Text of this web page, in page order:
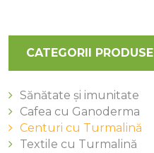
CATEGORII PRODUSE
Sănătate și imunitate
Cafea cu Ganoderma
Centuri cu Turmalină
Textile cu Turmalină